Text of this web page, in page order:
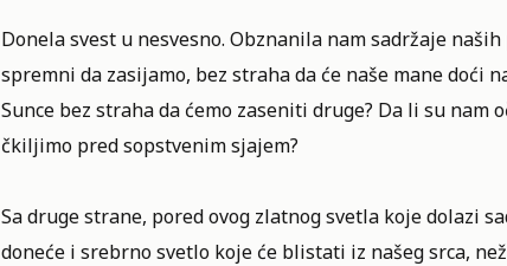
Donela svest u nesvesno. Obznanila nam sadržaje
spremni da zasijamo, bez straha da će naše mane doći
Sunce bez straha da ćemo zaseniti druge? Da li su
čkiljimo pred sopstvenim sjajem?
Sa druge strane, pored ovog zlatnog svetla koje dolazi
doneće i srebrno svetlo koje će blistati iz našeg srca,